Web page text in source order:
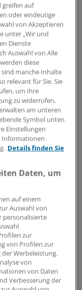
mit einem
Frauen und
betroffen sind.
Frauen.
in Köln
Springer
2016 geehrt
greifen auf
oder eindeutige
von Akzeptieren
unter „Wir und
Dienste
Auswahl von Alle
diese
manche Inhalte
relevant für Sie. Sie
um Ihre
zu widerrufen,
am unteren
Symbol unten
Einstellungen
Informationen
Details finden Sie
Daten, um
auf einem
Auswahl von
personalisierte
zur
von Profilen zur
Werbeleistung.
von
von Daten
Verbesserung der